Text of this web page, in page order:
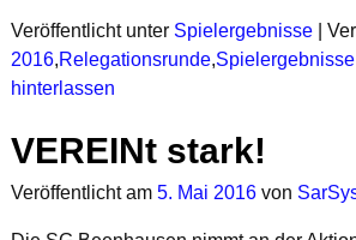
Veröffentlicht unter Spielergebnisse|
2016,Relegationsrunde,Spielergebnisse
hinterlassen
VEREINt stark!
Veröffentlicht am 5. Mai 2016 von